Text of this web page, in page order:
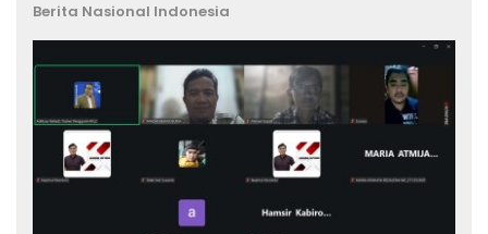
Berita Nasional Indonesia